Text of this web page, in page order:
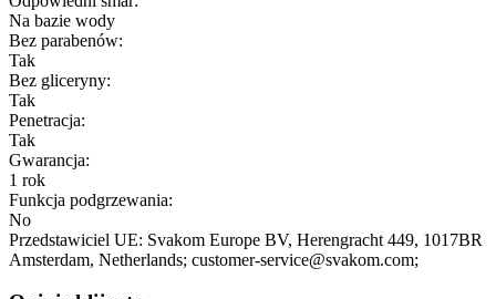
Na bazie wody
Bez parabenów:
Tak
Bez gliceryny:
Tak
Penetracja:
Tak
Gwarancja:
1 rok
Funkcja podgrzewania:
No
Przedstawiciel UE: Svakom Europe BV, Herengracht 449, 1017BR
Amsterdam, Netherlands; customer-service@svakom.com;